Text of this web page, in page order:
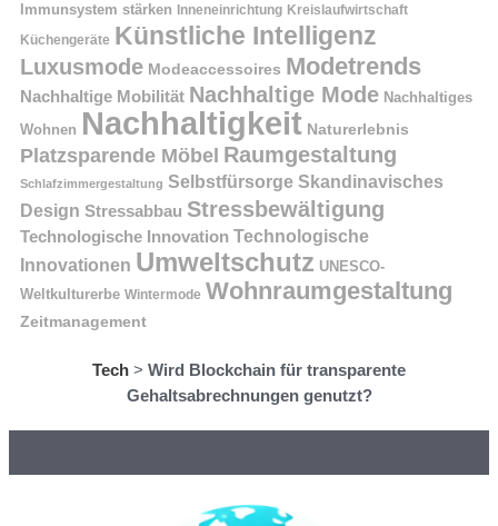
Immunsystem stärken Inneneinrichtung Kreislaufwirtschaft
Küchengeräte Künstliche Intelligenz
Luxusmode Modeaccessoires Modetrends
Nachhaltige Mobilität Nachhaltige Mode Nachhaltiges
Wohnen Nachhaltigkeit Naturerlebnis
Platzsparende Möbel Raumgestaltung
Schlafzimmergestaltung Selbstfürsorge Skandinavisches
Design Stressabbau Stressbewältigung
Technologische Innovation Technologische
Innovationen Umweltschutz UNESCO-
Weltkulturerbe Wintermode Wohnraumgestaltung
Zeitmanagement
Tech > Wird Blockchain für transparente
Gehaltsabrechnungen genutzt?